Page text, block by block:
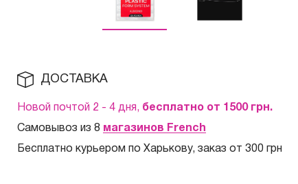
ДОСТАВКА
Новой почтой 2 - 4 дня, бесплатно от 1500 грн.
Самовывоз из 8 магазинов French
Бесплатно курьером по Харькову, заказ от 300 грн